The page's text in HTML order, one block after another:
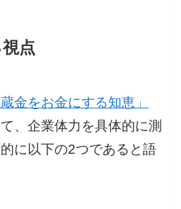
点
金をお金にする知恵」
、企業体力を具体的に測
に以下の2つであると語